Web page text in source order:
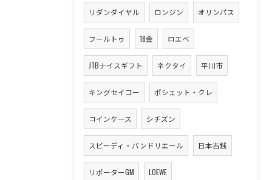
リダンダイヤル ロンジン オリンパス
フールトゥ 18金 ロエベ
JTBナイスギフト ネクタイ 平川市
キングセイコー ポシェット・クレ
コインケース シチズン
スピーディ・バンドリエール 日本古銭
リポーターGM LOEWE